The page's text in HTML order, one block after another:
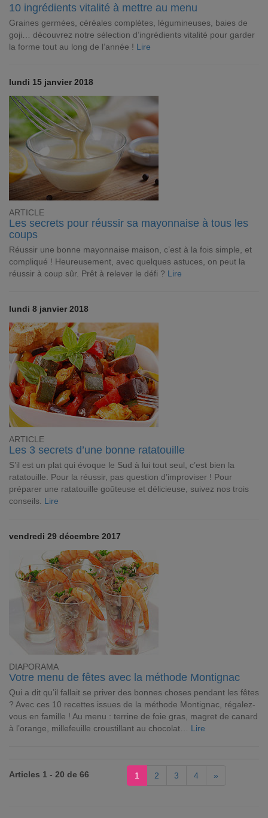
10 ingrédients vitalité à mettre au menu
Graines germées, céréales complètes, légumineuses, baies de
goji… découvrez notre sélection d’ingrédients vitalité pour garder
la forme tout au long de l’année ! Lire
lundi 15 janvier 2018
ARTICLE
Les secrets pour réussir sa mayonnaise à tous les
coups
Réussir une bonne mayonnaise maison, c’est à la fois simple, et
compliqué ! Heureusement, avec quelques astuces, on peut la
réussir à coup sûr. Prêt à relever le défi ? Lire
lundi 8 janvier 2018
ARTICLE
Les 3 secrets d’une bonne ratatouille
S’il est un plat qui évoque le Sud à lui tout seul, c’est bien la
ratatouille. Pour la réussir, pas question d’improviser ! Pour
préparer une ratatouille goûteuse et délicieuse, suivez nos trois
conseils. Lire
vendredi 29 décembre 2017
DIAPORAMA
Votre menu de fêtes avec la méthode Montignac
Qui a dit qu’il fallait se priver des bonnes choses pendant les fêtes
? Avec ces 10 recettes issues de la méthode Montignac, régalez-
vous en famille ! Au menu : terrine de foie gras, magret de canard
à l’orange, millefeuille croustillant au chocolat… Lire
Articles 1 - 20 de 66 1 2 3 4 »